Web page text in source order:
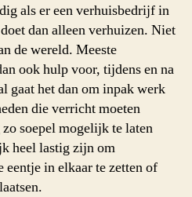
als er een verhuisbedrijf in
dan alleen verhuizen. Niet
de wereld. Meeste
ook hulp voor, tijdens en na
gaat het dan om inpak werk
die verricht moeten
soepel mogelijk te laten
heel lastig zijn om
in elkaar te zetten of